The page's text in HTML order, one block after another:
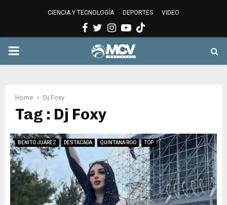
CIENCIA Y TECNOLOGÍA DEPORTES VIDEO
Facebook
Twitter
Instagram
Youtube
PRIMARY
Home Dj Foxy
Tag : Dj Foxy
BENITO JUÁREZ DESTACADA QUINTANA ROO TOP